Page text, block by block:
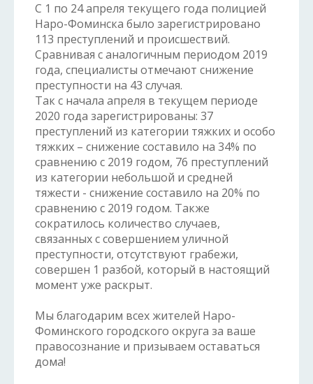
С 1 по 24 апреля текущего года полицией
Наро-Фоминска было зарегистрировано
113 преступлений и происшествий.
Сравнивая с аналогичным периодом 2019
года, специалисты отмечают снижение
преступности на 43 случая.
Так с начала апреля в текущем периоде
2020 года зарегистрированы: 37
преступлений из категории тяжких и особо
тяжких – снижение составило на 34% по
сравнению с 2019 годом, 76 преступлений
из категории небольшой и средней
тяжести - снижение составило на 20% по
сравнению с 2019 годом. Также
сократилось количество случаев,
связанных с совершением уличной
преступности, отсутствуют грабежи,
совершен 1 разбой, который в настоящий
момент уже раскрыт.
Мы благодарим всех жителей Наро-
Фоминского городского округа за ваше
правосознание и призываем оставаться
дома!